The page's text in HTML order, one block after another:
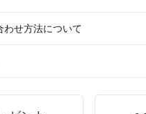
わせ方法について